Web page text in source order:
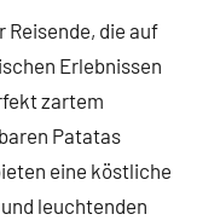
Reisende, die auf
Erlebnissen
zartem
Patatas
eine köstliche
leuchtenden